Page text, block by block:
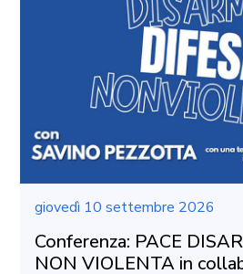
giovedì 10 settembre 2026
Conferenza: PACE
NON VIOLENTA in